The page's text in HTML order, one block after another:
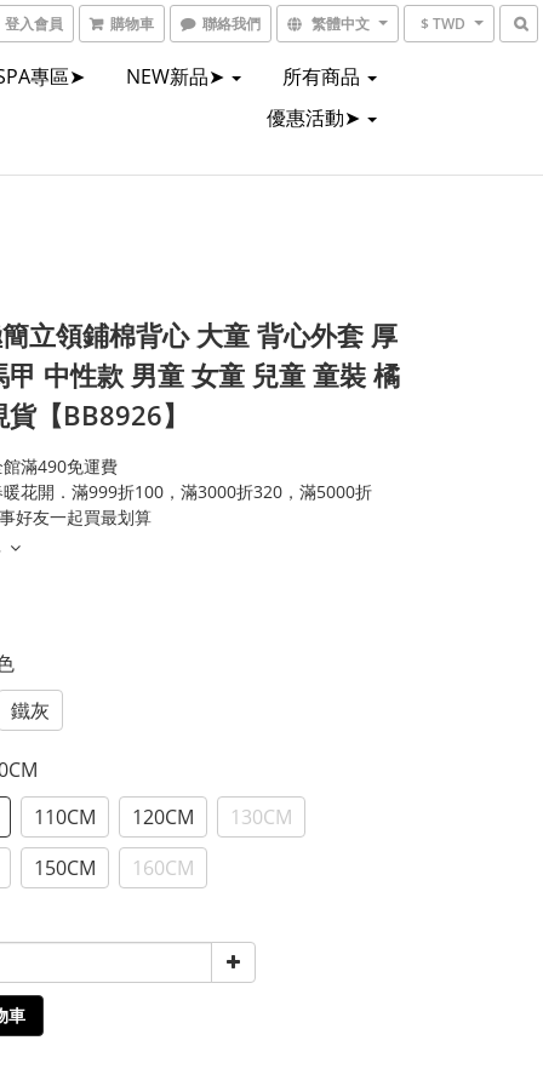
登入會員 購物車 聯絡我們 繁體中文 $ TWD
專區➤ NEW新品➤
所有商品
優惠活動➤
立領鋪棉背心 大童 背心外套 厚
甲 中性款 男童 女童 兒童 童裝 橘
【BB8926】
滿490免運費
花開．滿999折100，滿3000折320，滿5000折
好友一起買最划算
鐵灰
110CM
120CM
130CM
150CM
160CM
車